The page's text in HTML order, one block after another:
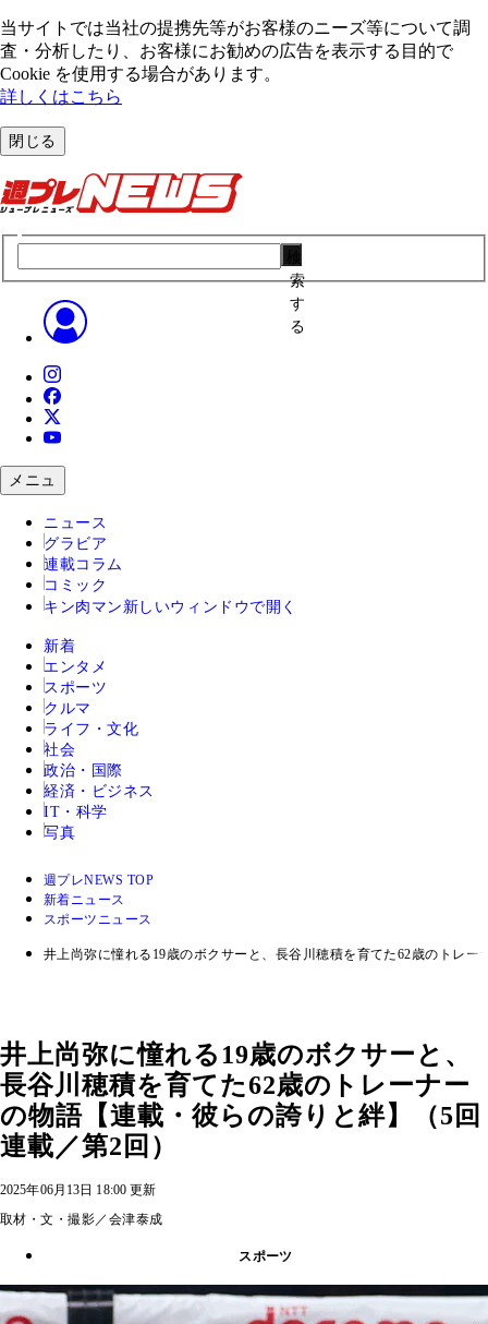
当サイトでは当社の提携先等がお客様のニーズ等について調
査・分析したり、お客様にお勧めの広告を表⽰する⽬的で
Cookie を使⽤する場合があります。
詳しくはこちら
閉じる
索
す
る
メニュ
ニュース
グラビア
連載コラム
コミック
キン肉マン 新しいウィンドウで開く
新着
エンタメ
スポーツ
クルマ
ライフ・文化
社会
政治・国際
経済・ビジネス
IT・科学
写真
週プレNEWS TOP
新着ニュース
スポーツニュース
井上尚弥に憧れる19歳のボクサーと、長谷川穂積を育てた62歳のトレ
井上尚弥に憧れる19歳のボクサーと、
長谷川穂積を育てた62歳のトレーナー
の物語【連載・彼らの誇りと絆】（5回
連載／第2回）
2025年06月13日 18:00 更新
取材・文・撮影／会津泰成
スポーツ